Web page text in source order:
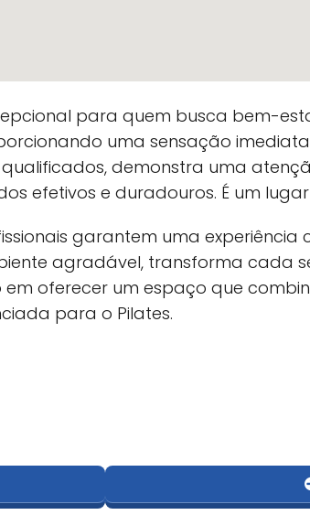
para quem busca bem-
uma sensação
demonstra uma
efetivos e duradouros. É um
garantem uma
agradável, transforma cada
em oferecer um espaço que
para o Pilates.
para pessoas em
o estúdio conta com manobrista e